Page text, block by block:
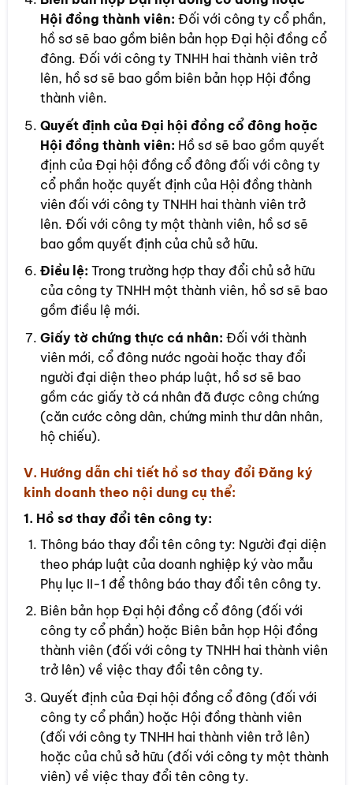
Hội đồng thành viên: Đối với công ty cổ phần,
hồ sơ sẽ bao gồm biên bản họp Đại hội đồng cổ
đông. Đối với công ty TNHH hai thành viên trở
lên, hồ sơ sẽ bao gồm biên bản họp Hội đồng
thành viên.
Quyết định của Đại hội đồng cổ đông hoặc
Hội đồng thành viên: Hồ sơ sẽ bao gồm quyết
định của Đại hội đồng cổ đông đối với công ty
cổ phần hoặc quyết định của Hội đồng thành
viên đối với công ty TNHH hai thành viên trở
lên. Đối với công ty một thành viên, hồ sơ sẽ
bao gồm quyết định của chủ sở hữu.
Điều lệ: Trong trường hợp thay đổi chủ sở hữu
của công ty TNHH một thành viên, hồ sơ sẽ bao
gồm điều lệ mới.
Giấy tờ chứng thực cá nhân: Đối với thành
viên mới, cổ đông nước ngoài hoặc thay đổi
người đại diện theo pháp luật, hồ sơ sẽ bao
gồm các giấy tờ cá nhân đã được công chứng
(căn cước công dân, chứng minh thư dân nhân,
hộ chiếu).
V. Hướng dẫn chi tiết hồ sơ thay đổi Đăng ký
kinh doanh theo nội dung cụ thể:
1. Hồ sơ thay đổi tên công ty:
Thông báo thay đổi tên công ty: Người đại diện
theo pháp luật của doanh nghiệp ký vào mẫu
Phụ lục II-1 để thông báo thay đổi tên công ty.
Biên bản họp Đại hội đồng cổ đông (đối với
công ty cổ phần) hoặc Biên bản họp Hội đồng
thành viên (đối với công ty TNHH hai thành viên
trở lên) về việc thay đổi tên công ty.
Quyết định của Đại hội đồng cổ đông (đối với
công ty cổ phần) hoặc Hội đồng thành viên
(đối với công ty TNHH hai thành viên trở lên)
hoặc của chủ sở hữu (đối với công ty một thành
viên) về việc thay đổi tên công ty.